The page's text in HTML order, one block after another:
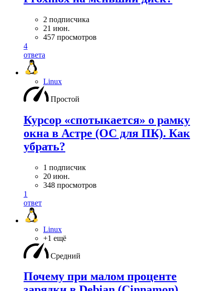
2 подписчика
21 июн.
457 просмотров
4
ответа
Linux
Простой
Курсор «спотыкается» о рамку
окна в Астре (ОС для ПК). Как
убрать?
1 подписчик
20 июн.
348 просмотров
1
ответ
Linux
+1 ещё
Средний
Почему при малом проценте